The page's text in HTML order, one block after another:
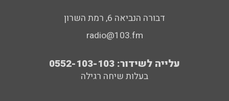
דבורה הנביאה 6, רמת השרון
radio@103.fm
עלייה לשידור: 0552-103-103
בעלות שיחה רגילה